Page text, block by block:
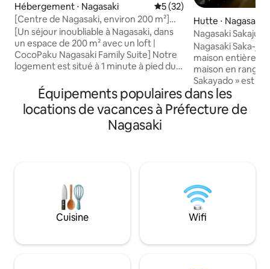
Hébergement ⋅ Nagasaki Évaluation moyenne sur la
5 (32)
[Centre de Nagasaki, environ 200 m²]
Entière villa familiale de luxe | Cinéma et
canapé géant | Jusqu'à 10 personnes
[Un séjour inoubliable à Nagasaki, dans
un espace de 200 m² avec un loft |
CocoPaku Nagasaki Family Suite] Notre
logement est situé à 1 minute à pied du
quartier chinois de Shinchi, ce qui en fait
un endroit pratique pour visiter la ville et
pour se restaurer. Il s'agit d'un logement
privé en location pouvant accueillir
jusqu'à 10 personnes.Idéal pour les
même les grands groupes peuvent se
détendre, est équipé d'un home cinéma
grand écran et d'une télévision avec
cinématographique.La chambre de style
Hutte ⋅ Nagasaki
Nagasaki
chambre dans
construite en
futons
proximité
Nagasaki Saka-
maison entière
maison en rangée. «
Sakayado » est
soigneusement
vacantes de la
magasins et en
trouve à 10
Bridge, le centre-
trouve à 15
touristique, et
étant
Équipements populaires dans les
locations de vacances à Préfecture de
Nagasaki
Cuisine Wifi